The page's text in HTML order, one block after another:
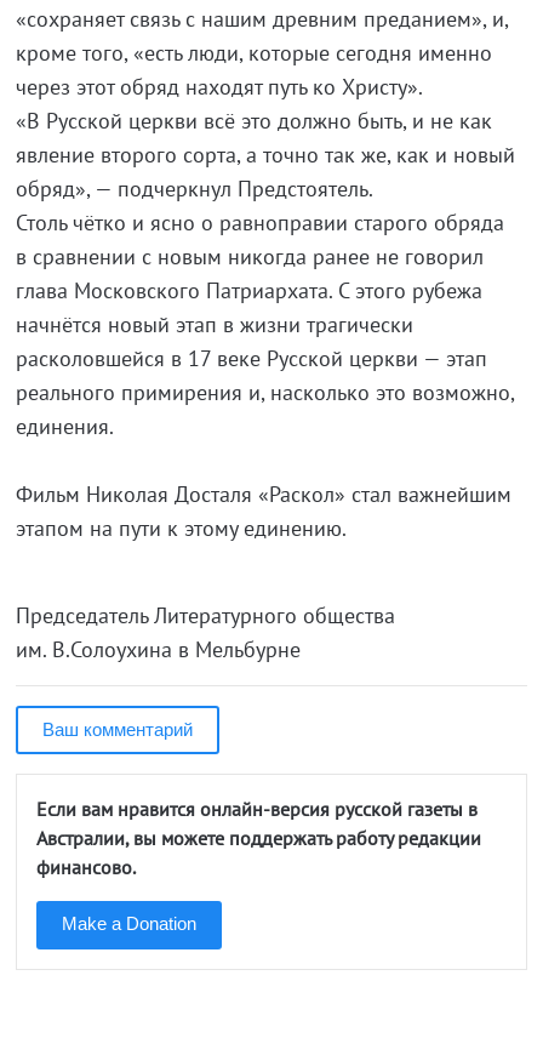
«сохраняет связь с нашим древним преданием», и,
кроме того, «есть люди, которые сегодня именно
через этот обряд находят путь ко Христу».
«В Русской церкви всё это должно быть, и не как
явление второго сорта, а точно так же, как и новый
обряд», — подчеркнул Предстоятель.
Столь чётко и ясно о равноправии старого обряда
в сравнении с новым никогда ранее не говорил
глава Московского Патриархата. С этого рубежа
начнётся новый этап в жизни трагически
расколовшейся в 17 веке Русской церкви — этап
реального примирения и, насколько это возможно,
единения.
Фильм Николая Досталя «Раскол» стал важнейшим
этапом на пути к этому единению.
Председатель Литературного общества
им. В.Солоухина в Мельбурне
Ваш комментарий
Если вам нравится онлайн-версия русской газеты в
Австралии, вы можете поддержать работу редакции
финансово.
Make a Donation